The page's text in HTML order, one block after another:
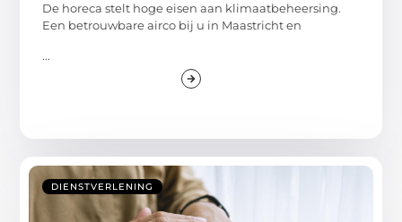
De horeca stelt hoge eisen aan klimaatbeheersing.
Een betrouwbare airco bij u in Maastricht en
...
DIENSTVERLENING